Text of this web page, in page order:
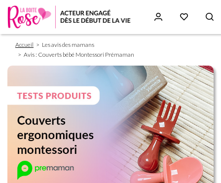
principal
Fil
d'Ariane
Accueil
Les avis des mamans
Avis : Couverts bébé Montessori Prémaman